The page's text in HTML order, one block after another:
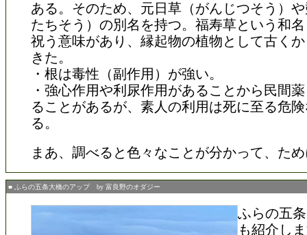
ある。そのため、元日草（がんじつそう）
たちそう）の別名を持つ。福寿草という和
祝う意味があり、縁起物の植物として古く
きた。
・根は毒性（副作用）が強い。
・強心作用や利尿作用があることから民間
ることがあるが、素人の利用は死に至る危
る。
まあ、調べると色々なことが分かって、た
■ ふらの五条大橋のアップ by 富良野のオダジー
ふらの五
も紹介し